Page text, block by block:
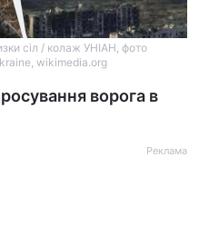
сіл / колаж УНІАН, фото
wikimedia.org
ворога в
Реклама